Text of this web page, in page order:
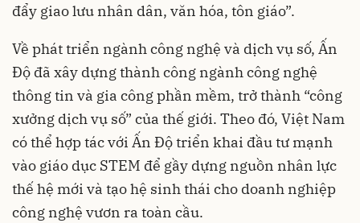
đẩy giao lưu nhân dân, văn hóa, tôn giáo”.
Về phát triển ngành công nghệ và dịch vụ số, Ấn
Độ đã xây dựng thành công ngành công nghệ
thông tin và gia công phần mềm, trở thành “công
xưởng dịch vụ số” của thế giới. Theo đó, Việt Nam
có thể hợp tác với Ấn Độ triển khai đầu tư mạnh
vào giáo dục STEM để gầy dựng nguồn nhân lực
thế hệ mới và tạo hệ sinh thái cho doanh nghiệp
công nghệ vươn ra toàn cầu.